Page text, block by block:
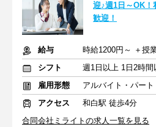
迎♪週1日～OK
歓迎！
給与
シフト
週1日以上 1日2時間
雇用形態
アルバイト・パート
アクセス
和白駅 徒歩4分
合同会社ミライトの求人一覧を見る